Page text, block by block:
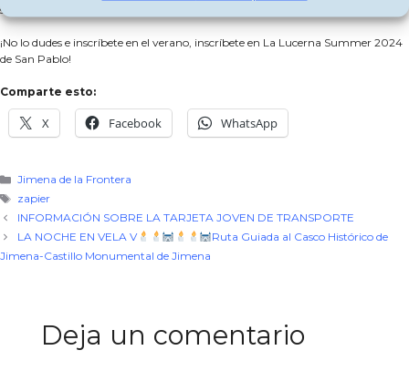
semanas de entretenimiento y aprendizaje.
¡No lo dudes e inscríbete en el verano, inscríbete en La Lucerna Summer 2024
de San Pablo!
Comparte esto:
X Facebook WhatsApp
Categorías
Jimena de la Frontera
Etiquetas
zapier
INFORMACIÓN SOBRE LA TARJETA JOVEN DE TRANSPORTE
LA NOCHE EN VELA V
Ruta Guiada al Casco Histórico de
Jimena-Castillo Monumental de Jimena
Deja un comentario